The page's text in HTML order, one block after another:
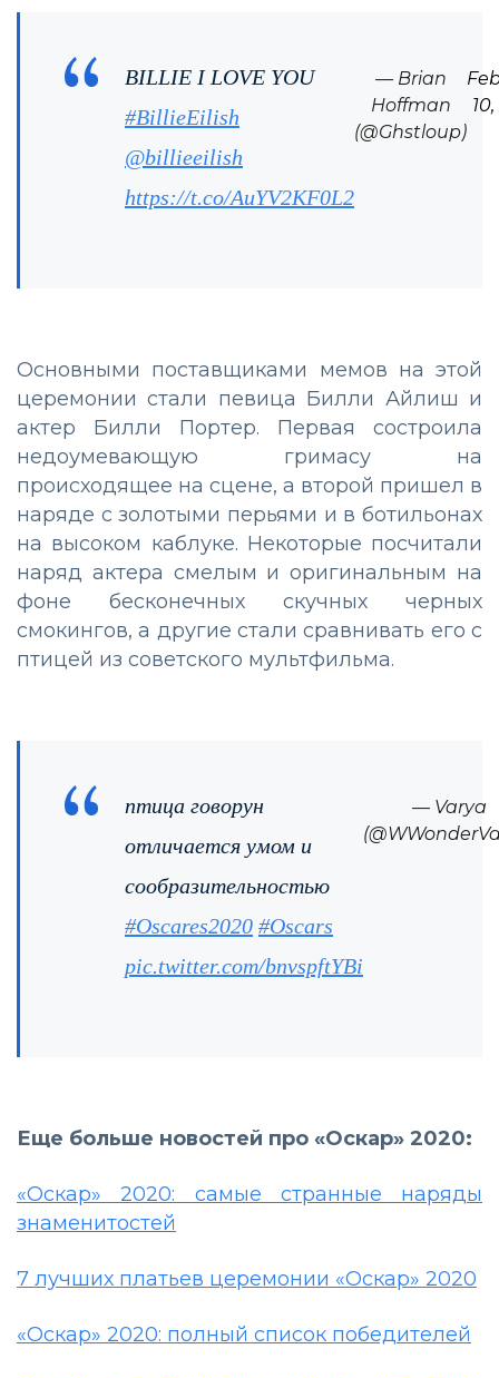
BILLIE I LOVE YOU
#BillieEilish
@billieeilish
https://t.co/AuYV2KF0L2
— Brian
Hoffman
(@Ghstloup)
Основными поставщиками мемов на этой
церемонии стали певица Билли Айлиш и
актер Билли Портер. Первая состроила
недоумевающую гримасу на
происходящее на сцене, а второй пришел в
наряде с золотыми перьями и в ботильонах
на высоком каблуке. Некоторые посчитали
наряд актера смелым и оригинальным на
фоне бесконечных скучных черных
смокингов, а другие стали сравнивать его с
птицей из советского мультфильма.
птица говорун
отличается умом и
сообразительностью
#Oscares2020 #Oscars
pic.twitter.com/bnvspftYBi
— Varya
Еще больше новостей про «Оскар» 2020:
«Оскар» 2020: самые странные наряды
знаменитостей
7 лучших платьев церемонии «Оскар» 2020
«Оскар» 2020: полный список победителей